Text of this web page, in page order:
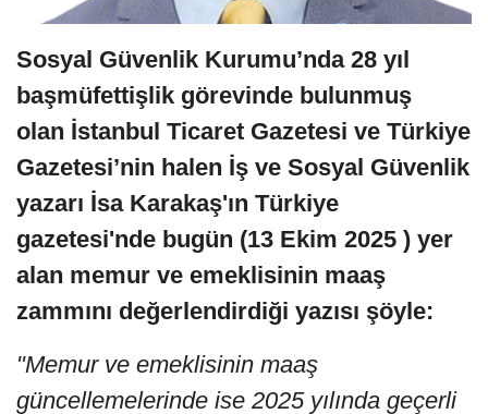
Sosyal Güvenlik Kurumu’nda 28 yıl
başmüfettişlik görevinde bulunmuş
olan İstanbul Ticaret Gazetesi ve Türkiye
Gazetesi’nin halen İş ve Sosyal Güvenlik
yazarı İsa Karakaş'ın Türkiye
gazetesi'nde bugün (13 Ekim 2025 ) yer
alan memur ve emeklisinin maaş
zammını değerlendirdiği yazısı şöyle:
"Memur ve emeklisinin maaş
güncellemelerinde ise 2025 yılında geçerli